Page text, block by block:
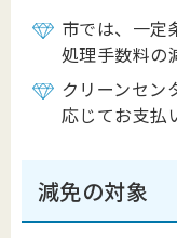
市では、一定
処理手数料の
クリーンセン
応じてお支払
減免の対象